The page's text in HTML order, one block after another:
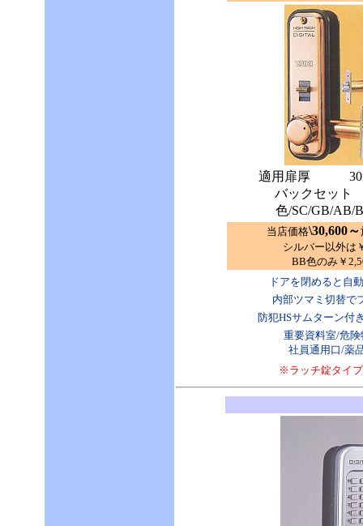
適用扉厚
バックセッ
色/SC/GB/AB/
当店価格\30,600～
シルバー以外は
BB色のみ￥
ドアを閉めると自
内部ツマミ切替で
防犯HSサムターン付
重要資料室/危険
社員通用口/薬
※ラッチ錠タイ